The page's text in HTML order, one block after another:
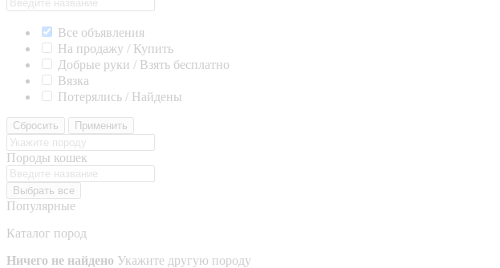
Все объявления
На продажу / Купить
Добрые руки / Взять бесплатно
Вязка
Потерялись / Найдены
Сбросить Применить
Породы кошек
Выбрать все
Популярные
Каталог пород
Ничего не найдено Укажите другую породу